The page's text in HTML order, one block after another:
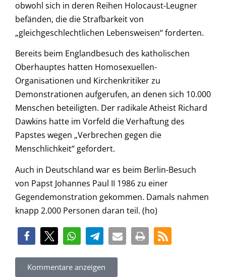
obwohl sich in deren Reihen Holocaust-Leugner
befänden, die die Strafbarkeit von
„gleichgeschlechtlichen Lebensweisen“ forderten.
Bereits beim Englandbesuch des katholischen
Oberhauptes hatten Homosexuellen-
Organisationen und Kirchenkritiker zu
Demonstrationen aufgerufen, an denen sich 10.000
Menschen beteiligten. Der radikale Atheist Richard
Dawkins hatte im Vorfeld die Verhaftung des
Papstes wegen „Verbrechen gegen die
Menschlichkeit“ gefordert.
Auch in Deutschland war es beim Berlin-Besuch
von Papst Johannes Paul II 1986 zu einer
Gegendemonstration gekommen. Damals nahmen
knapp 2.000 Personen daran teil. (ho)
Kommentare anzeigen